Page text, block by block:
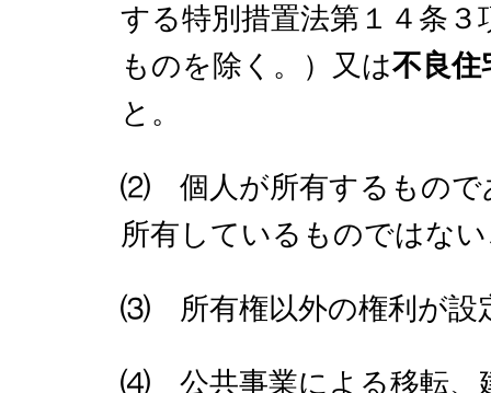
する特別措置法第１４条
ものを除く。）又は不良住
と。
⑵ 個人が所有するもので
所有しているものではな
⑶ 所有権以外の権利が設
⑷ 公共事業による移転、